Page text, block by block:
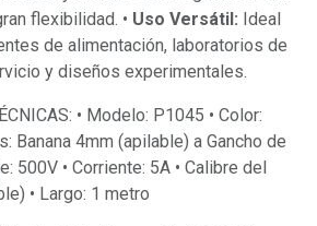
flexibilidad. • Uso Versátil: Ideal
de alimentación, laboratorios de
y diseños experimentales.
• Modelo: P1045 • Color:
Banana 4mm (apilable) a Gancho de
500V • Corriente: 5A • Calibre del
• Largo: 1 metro